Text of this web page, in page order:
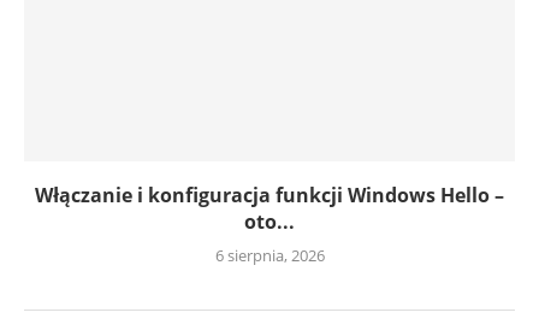
Włączanie i konfiguracja funkcji Windows Hello –
oto...
6 sierpnia, 2026